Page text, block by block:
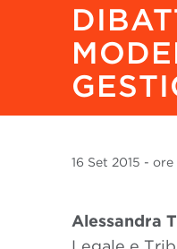
16 Set 2015 - ore
Alessandra